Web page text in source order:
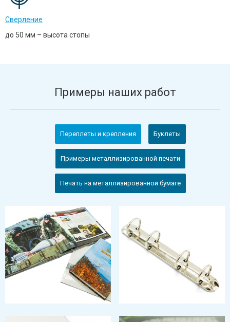
Сверление
до 50 мм – высота стопы
Примеры наших работ
Переплеты и крепления Буклеты
Примеры металлизированной печати
Печать на металлизированной бумаге